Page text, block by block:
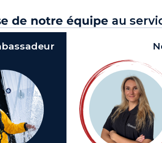
de notre équipe au